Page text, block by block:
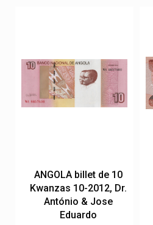
ANGOLA billet de 10
Kwanzas 10-2012, Dr.
António & Jose
Eduardo